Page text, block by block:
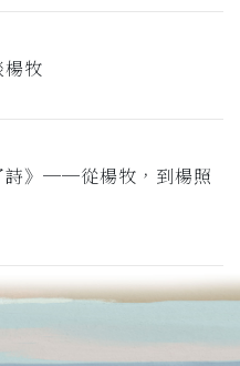
牧
詩》──從楊牧，到楊照